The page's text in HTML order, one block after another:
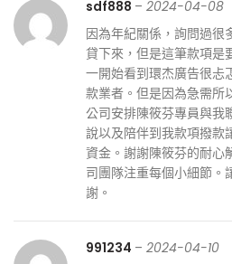
sdf888 – 2024-04-08
因為年紀關係，詢問過很
貸下來，但是這筆款項是
一開始看到環杰廣告很忐
款業者。但是因為急需所
公司安排陳筱芬專員與我
說以及陪伴到我款項撥款
資金。謝謝陳筱芬的耐心
司團隊注重每個小細節。
謝。
991234 – 2024-04-10